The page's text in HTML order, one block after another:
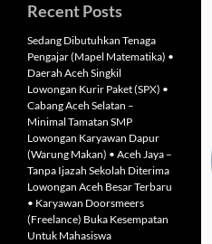
Recent Posts
Sedang Dibutuhkan Tenaga
Pengajar (Mapel Matematika) •
Daerah Aceh Singkil
Lowongan Kurir Paket (SPX) •
Cabang Aceh Selatan –
Minimal Tamatan SMP
Lowongan Karyawan Dapur
(Warung Makan) • Aceh Jaya –
Tanpa Ijazah Sekolah Diterima
Lowongan Aceh Besar Terbaru
• Karyawan Doorsmeers
(Freelance) Buka Kesempatan
Untuk Mahasiswa